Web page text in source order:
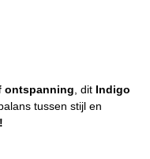
ontspanning, dit Indigo
tussen stijl en